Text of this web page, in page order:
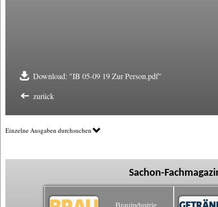
Download: "IB 05-09 19 Zur Person.pdf"
zurück
Einzelne Ausgaben durchsuchen
Sachon-
Brauindustrie